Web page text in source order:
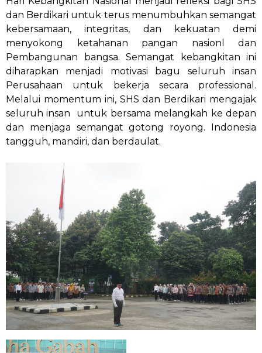
dan Berdikari untuk terus menumbuhkan semangat
kebersamaan, integritas, dan kekuatan demi
menyokong ketahanan pangan nasionl dan
Pembangunan bangsa. Semangat kebangkitan ini
diharapkan menjadi motivasi bagu seluruh insan
Perusahaan untuk bekerja secara professional.
Melalui momentum ini, SHS dan Berdikari mengajak
seluruh insan untuk bersama melangkah ke depan
dan menjaga semangat gotong royong. Indonesia
tangguh, mandiri, dan berdaulat.